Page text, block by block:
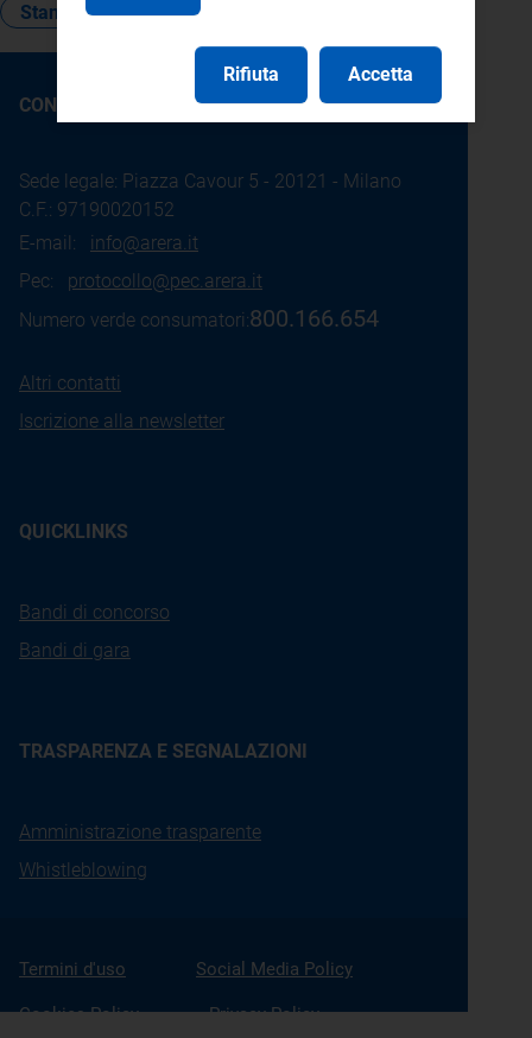
Standard di qualità
CONTATTI
Sede legale: Piazza Cavour 5 - 20121 - Milano
C.F.: 97190020152
E-mail: info@arera.it
Pec: protocollo@pec.arera.it
Numero verde consumatori:800.166.654
Altri contatti
Iscrizione alla newsletter
QUICKLINKS
Bandi di concorso
Bandi di gara
TRASPARENZA E SEGNALAZIONI
Amministrazione trasparente
Whistleblowing
Termini d'uso Social Media Policy
Cookies Policy Privacy Policy
Rifiuta Accetta